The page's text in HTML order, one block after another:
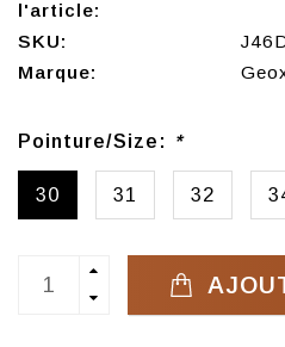
l'article:
SKU:
Marque:
Pointure/Size: *
30 31 32